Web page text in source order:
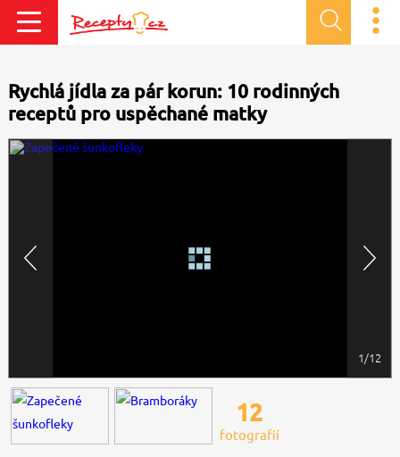
Rychlá jídla za pár korun: 10 rodinných
receptů pro uspěchané matky
1/12
12
fotografií